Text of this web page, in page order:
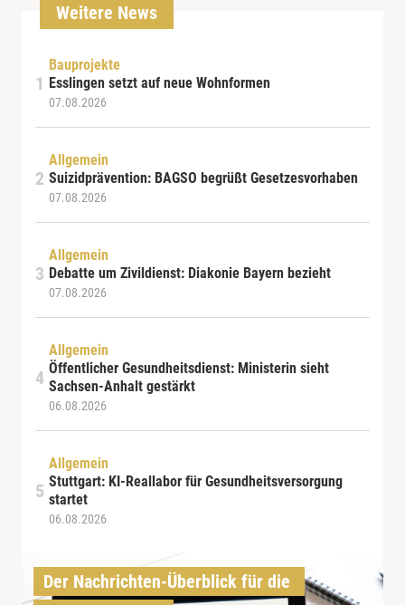
Weitere News
Bauprojekte
Esslingen setzt auf neue Wohnformen
07.08.2026
Allgemein
Suizidprävention: BAGSO begrüßt Gesetzesvorhaben
07.08.2026
Allgemein
Debatte um Zivildienst: Diakonie Bayern bezieht
07.08.2026
Allgemein
Öffentlicher Gesundheitsdienst: Ministerin sieht
Sachsen-Anhalt gestärkt
06.08.2026
Allgemein
Stuttgart: KI-Reallabor für Gesundheitsversorgung
startet
06.08.2026
Der Nachrichten-Überblick für die